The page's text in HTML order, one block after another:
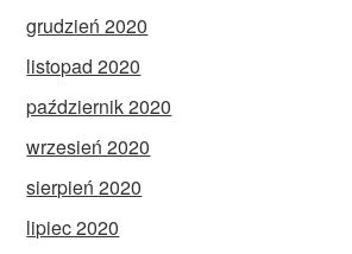
grudzień 2020
listopad 2020
październik 2020
wrzesień 2020
sierpień 2020
lipiec 2020